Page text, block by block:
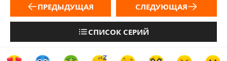
ПРЕДЫДУЩАЯ
СПИСОК СЕРИЙ
СЛЕДУЮЩАЯ